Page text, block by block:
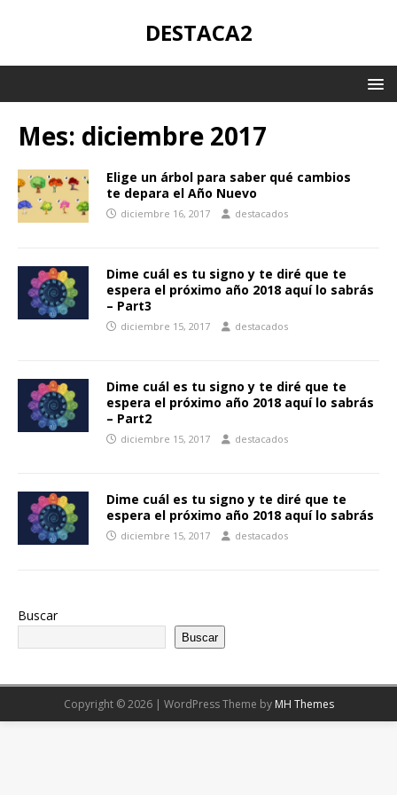
DESTACA2
Mes: diciembre 2017
Elige un árbol para saber qué cambios
te depara el Año Nuevo
diciembre 16, 2017 destacados
Dime cuál es tu signo y te diré que te
espera el próximo año 2018 aquí lo sabrás
– Part3
diciembre 15, 2017 destacados
Dime cuál es tu signo y te diré que te
espera el próximo año 2018 aquí lo sabrás
– Part2
diciembre 15, 2017 destacados
Dime cuál es tu signo y te diré que te
espera el próximo año 2018 aquí lo sabrás
diciembre 15, 2017 destacados
Buscar
Buscar
Copyright © 2026 | WordPress Theme by MH Themes